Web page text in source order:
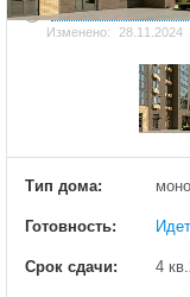
Добавить фотографию
Изменено:
28.11.2024
Тип дома:
Готовность:
Срок сдачи: 4